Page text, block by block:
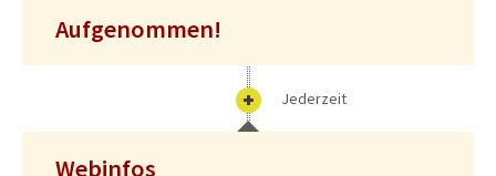
Aufgenommen!
Jederzeit
Webinfos